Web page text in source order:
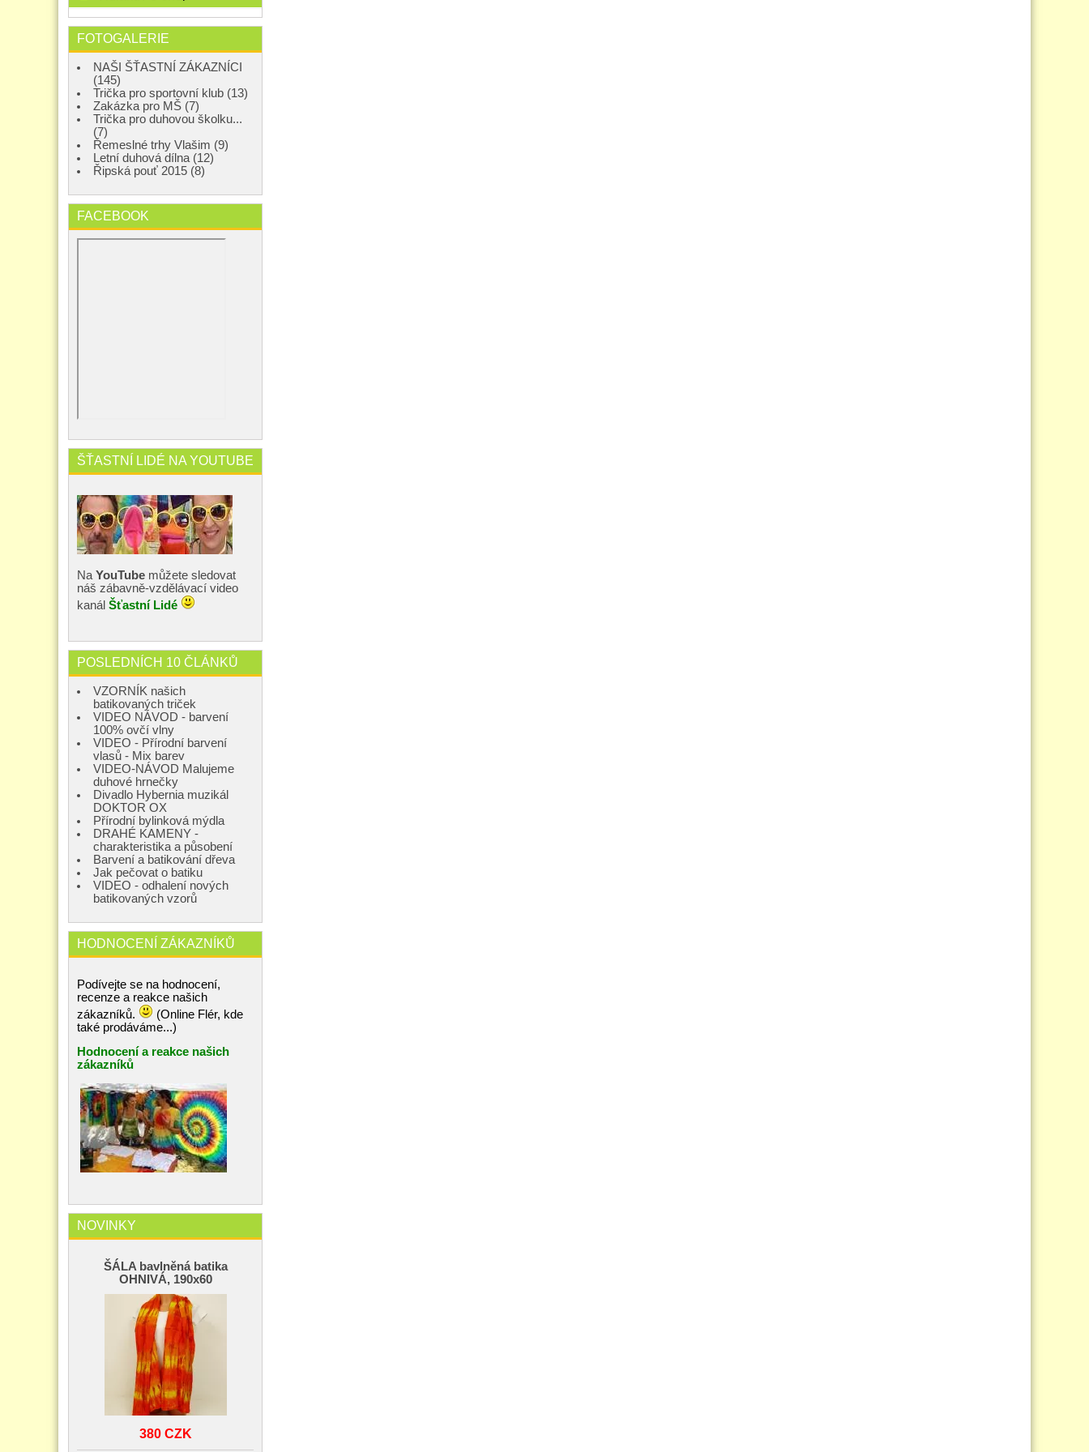
FOTOGALERIE
NAŠI ŠŤASTNÍ ZÁKAZNÍCI
(145)
Trička pro sportovní klub (13)
Zakázka pro MŠ (7)
Trička pro duhovou školku...
(7)
Řemeslné trhy Vlašim (9)
Letní duhová dílna (12)
Řipská pouť 2015 (8)
FACEBOOK
ŠŤASTNÍ LIDÉ NA YOUTUBE
Na YouTube můžete sledovat
náš zábavně-vzdělávací video
kanál Šťastní Lidé
POSLEDNÍCH 10 ČLÁNKŮ
VZORNÍK našich
batikovaných triček
VIDEO NÁVOD - barvení
100% ovčí vlny
VIDEO - Přírodní barvení
vlasů - Mix barev
VIDEO-NÁVOD Malujeme
duhové hrnečky
Divadlo Hybernia muzikál
DOKTOR OX
Přírodní bylinková mýdla
DRAHÉ KAMENY -
charakteristika a působení
Barvení a batikování dřeva
Jak pečovat o batiku
VIDEO - odhalení nových
batikovaných vzorů
HODNOCENÍ ZÁKAZNÍKŮ
Podívejte se na hodnocení,
recenze a reakce našich
zákazníků.
(Online Flér, kde
také prodáváme...)
Hodnocení a reakce našich
zákazníků
NOVINKY
ŠÁLA bavlněná batika
OHNIVÁ, 190x60
380 CZK